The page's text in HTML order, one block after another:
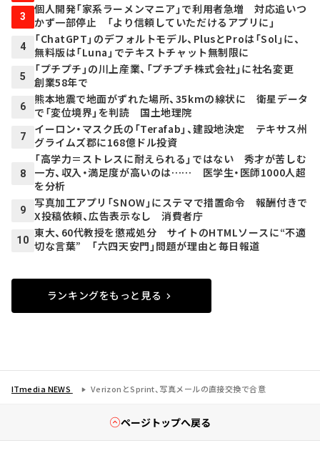
3
個人開発「家系ラーメンマニア」で利用者急増 対応追いつ
かず一部停止 「より信頼していただけるアプリに」
4
「ChatGPT」のデフォルトモデル、PlusとProは「Sol」に、
無料版は「Luna」でテキストチャット無制限に
5
「プチプチ」の川上産業、「プチプチ株式会社」に社名変更
創業58年で
6
熊本地震で地面がずれた場所、35kmの線状に 衛星データ
で「変位境界」を判読 国土地理院
7
イーロン・マスク氏の「Terafab」、建設地決定 テキサス州
グライムズ郡に168億ドル投資
8
「高学力＝ストレスに耐えられる」ではない 秀才が苦しむ
一方、収入・満足度が高いのは…… 医学生・医師1000人超
を分析
9
写真加工アプリ「SNOW」にステマで措置命令 報酬付きで
X投稿依頼、広告表示なし 消費者庁
10
東大、60代教授を懲戒処分 サイトのHTMLソースに“不適
切な言葉” 「六四天安門」問題が理由と毎日報道
ランキングをもっと見る
ITmedia NEWS VerizonとSprint、写真メールの直接交換で合意
ページトップへ戻る